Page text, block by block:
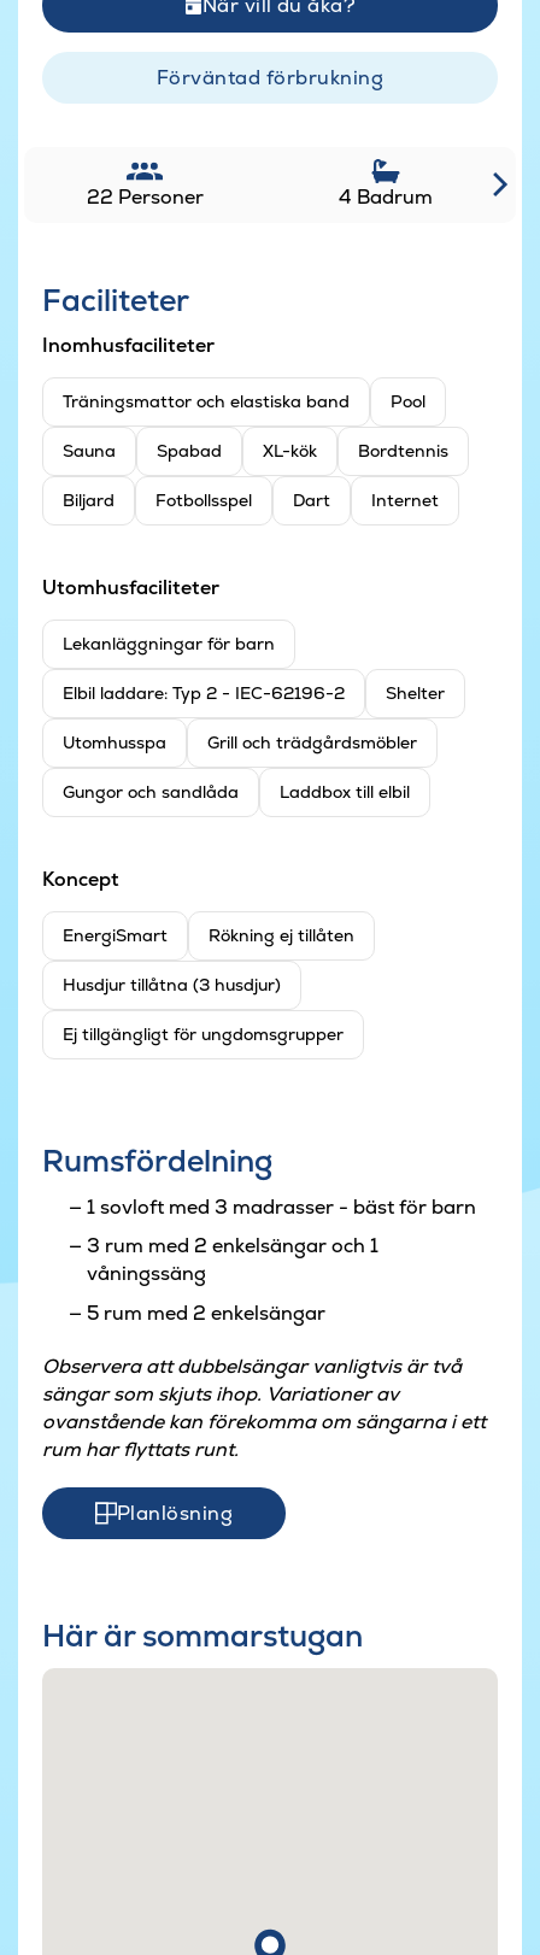
Förväntad förbrukning
22 Personer 4 Badrum
Faciliteter
Inomhusfaciliteter
Träningsmattor och elastiska band Pool
Sauna Spabad XL-kök Bordtennis
Biljard Fotbollsspel Dart Internet
Utomhusfaciliteter
Lekanläggningar för barn
Elbil laddare: Typ 2 - IEC-62196-2 Shelter
Utomhusspa Grill och trädgårdsmöbler
Gungor och sandlåda Laddbox till elbil
Koncept
EnergiSmart Rökning ej tillåten
Husdjur tillåtna (3 husdjur)
Ej tillgängligt för ungdomsgrupper
Rumsfördelning
1 sovloft med 3 madrasser - bäst för barn
3 rum med 2 enkelsängar och 1
våningssäng
5 rum med 2 enkelsängar
Observera att dubbelsängar vanligtvis är två
sängar som skjuts ihop. Variationer av
ovanstående kan förekomma om sängarna i ett
rum har flyttats runt.
Planlösning
Här är sommarstugan